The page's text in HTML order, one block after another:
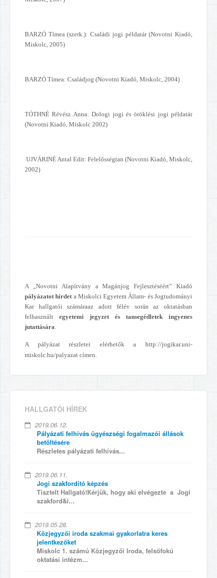
BARZÓ Tímea (szerk.): Családi jogi példatár (Novotni Kiadó,
Miskolc, 2005)
BARZÓ Tímea: Családjog (Novotni Kiadó, Miskolc, 2004)
TÓTHNÉ Révész Anna: Dologi jogi és öröklési jogi példatár
(Novotni Kiadó, Miskolc 2002)
UJVÁRINÉ Antal Edit: Felelősségtan (Novotni Kiadó, Miskolc,
2002)
A „Novotni Alapítvány a Magánjog Fejlesztéséért” Kiadó
pályázatot hirdet a Miskolci Egyetem Állam- és Jogtudományi
Kar hallgatói számáraaz adott félév során az oktatásban
felhasznált egyetemi jegyzet és tansegédletek ingyenes
jutattására.
A pályázat részletei elérhetők a http://jogikar.uni-
miskolc.hu/palyazat címen.
HALLGATÓI HÍREK
2019.06.12.
Pályázati felhívás ügyészségi fogalmazói állások
betöltésére
Részletes pályázati felhívás...
2019.06.11.
Jogi szakfordító képzés
Tisztelt Hallgató!Kérjük, hogy aki elvégezte a Jogi
szakford&i...
2019.05.28.
Közjegyzői iroda szakmai gyakorlatra keres
jelentkezőket
Miskolc 1. számú Közjegyzői Iroda, felsőfokú
oktatási intézm...